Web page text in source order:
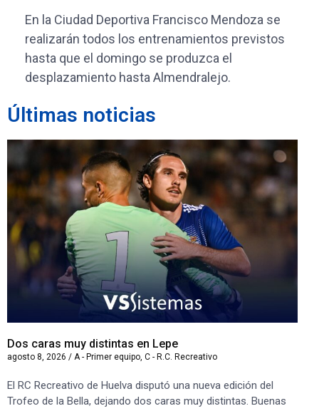
En la Ciudad Deportiva Francisco Mendoza se
realizarán todos los entrenamientos previstos
hasta que el domingo se produzca el
desplazamiento hasta Almendralejo.
Últimas noticias
Dos caras muy distintas en Lepe
agosto 8, 2026 / A - Primer equipo C - R.C. Recreativo
El RC Recreativo de Huelva disputó una nueva edición del
Trofeo de la Bella, dejando dos caras muy distintas. Buenas